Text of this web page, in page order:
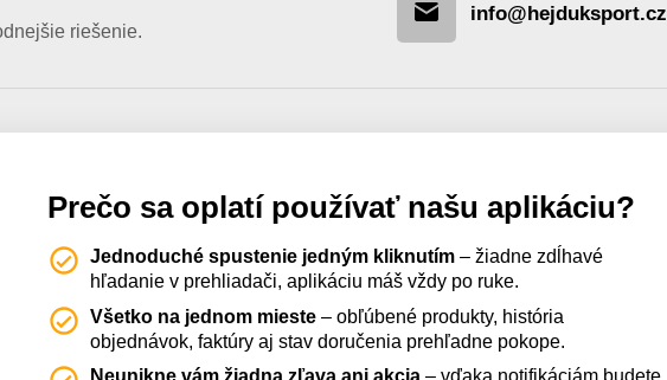
riešenie.
info@hejduksport.cz
Prečo sa oplatí používať našu aplikáciu?
Jednoduché spustenie jedným kliknutím – žiadne zdĺhavé
hľadanie v prehliadači, aplikáciu máš vždy po ruke.
Všetko na jednom mieste – obľúbené produkty, história
objednávok, faktúry aj stav doručenia prehľadne pokope.
Neunikne vám žiadna zľava ani akcia – vďaka notifikáciám budete